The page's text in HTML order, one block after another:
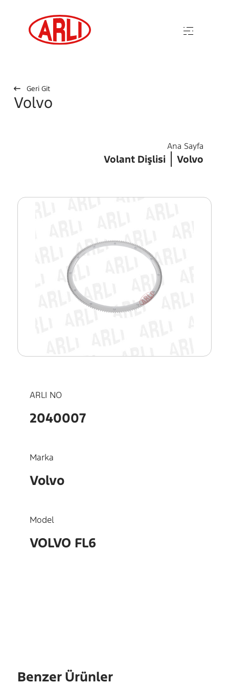
Geri Git
Volvo
Ana Sayfa
Volant Dişlisi Volvo
ARLI NO
2040007
Marka
Volvo
Model
VOLVO FL6
Benzer Ürünler